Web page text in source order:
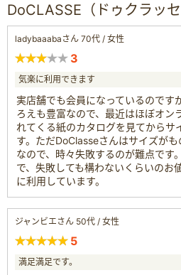
DoCLASSE（ドゥクラッ
ladybaaabaさん 70代 / 女性
3
気楽に利用できます
実店舗でも会員になっているのです
ろえも豊富なので、最近はほぼオン
れてくる紙のカタログを見てからサ
す。ただDoClasseさんはサイズが
なので、時々失敗するのが難点です
で、失敗しても構わないくらいのお
に利用しています。
ジャンビエさん 50代 / 女性
5
満足満足です。